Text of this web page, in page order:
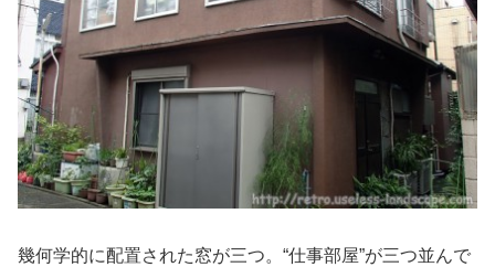
幾何学的に配置された窓が三つ。“仕事部屋”が三つ並んで